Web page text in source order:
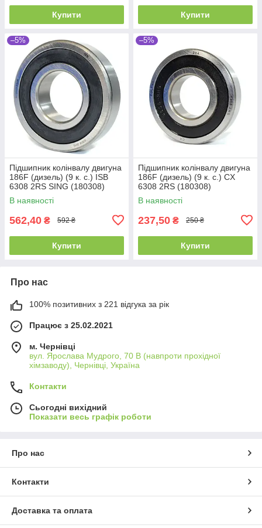
Купити Купити
–5%
Підшипник колінвалу двигуна
186F (дизель) (9 к. с.) ISB
6308 2RS SING (180308)
(40x90x23)
В наявності
562,40 ₴ 592 ₴
Купити
–5%
Підшипник колінвалу двигуна
186F (дизель) (9 к. с.) CX
6308 2RS (180308)
(40x90x23)
В наявності
237,50 ₴ 250 ₴
Купити
Про нас
100% позитивних з 221 відгука за рік
Працює з 25.02.2021
м. Чернівці
вул. Ярослава Мудрого, 70 В (навпроти прохідної
хімзаводу), Чернівці, Україна
Контакти
Сьогодні вихідний
Показати весь графік роботи
Про нас
Контакти
Доставка та оплата